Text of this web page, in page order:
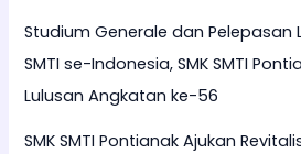
Studium Generale dan Pelepasan
SMTI se-Indonesia, SMK SMTI
Lulusan Angkatan ke-56
SMK SMTI Pontianak Ajukan